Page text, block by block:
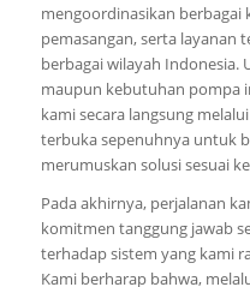
mengoordinasikan berbagai
pemasangan, serta layanan
berbagai wilayah Indonesia.
maupun kebutuhan pompa
kami secara langsung
terbuka sepenuhnya untuk
merumuskan solusi sesuai
Pada akhirnya, perjalanan
komitmen tanggung jawab
terhadap sistem yang kami
Kami berharap bahwa,